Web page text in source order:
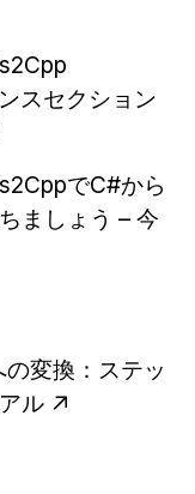
スセクション
でC#から
ましょう – 今
変換：ステッ
ル